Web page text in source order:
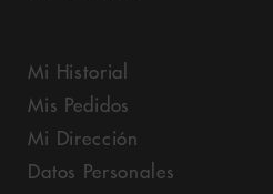
Mi Historial
Mis Pedidos
Mi Dirección
Datos Personales